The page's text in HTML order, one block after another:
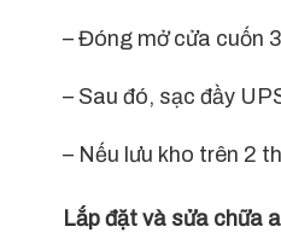
– Đóng mở cửa cuốn
– Sau đó, sạc đầy
– Nếu lưu kho trên 2
Lắp đặt và sửa chữa